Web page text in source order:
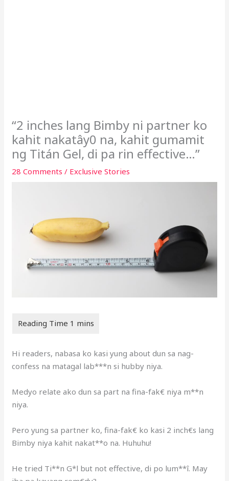
“2 inches lang Bimby ni partner ko
kahit nakatây0 na, kahit gumamit
ng Titán Gel, di pa rin effective…”
28 Comments / Exclusive Stories
Hi readers, nabasa ko kasi yung about dun sa nag-
confess na matagal lab***n si hubby niya.
Medyo relate ako dun sa part na fina-fak€ niya m**n
niya.
Pero yung sa partner ko, fina-fak€ ko kasi 2 inch€s lang
Bimby niya kahit nakat**o na. Huhuhu!
He tried Ti**n G*l but not effective, di po lum**î. May